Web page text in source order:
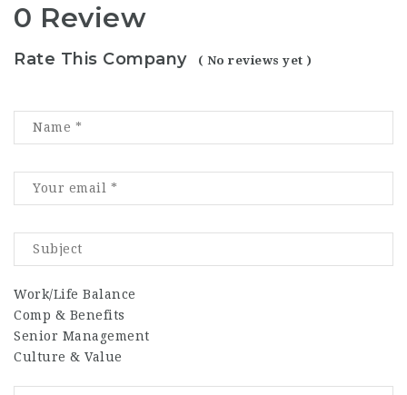
0 Review
Rate This Company ( No reviews yet )
Work/Life Balance
Comp & Benefits
Senior Management
Culture & Value